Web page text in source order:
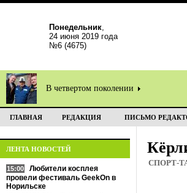
Понедельник,
24 июня 2019 года
№6 (4675)
В четвертом поколении
ГЛАВНАЯ РЕДАКЦИЯ ПИСЬМО
ЛЕНТА НОВОСТЕЙ
15:00
Любители косплея
провели фестиваль GeekOn в
Норильске
СПОРТ-